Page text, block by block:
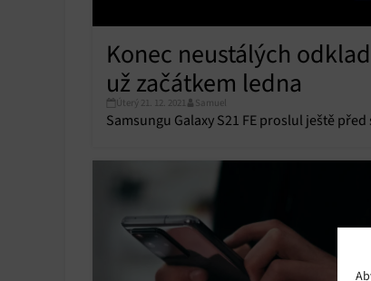
Konec neustálých
už začátkem ledna
Úterý 21. 12. 2021 Samuel
Samsungu Galaxy S21 FE proslul ještě